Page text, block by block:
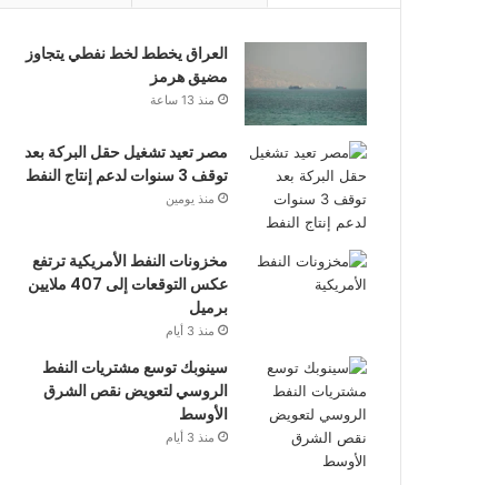
العراق يخطط لخط نفطي يتجاوز
مضيق هرمز
منذ 13 ساعة
مصر تعيد تشغيل حقل البركة بعد
توقف 3 سنوات لدعم إنتاج النفط
منذ يومين
مخزونات النفط الأمريكية ترتفع
عكس التوقعات إلى 407 ملايين
برميل
منذ 3 أيام
سينوبك توسع مشتريات النفط
الروسي لتعويض نقص الشرق
الأوسط
منذ 3 أيام